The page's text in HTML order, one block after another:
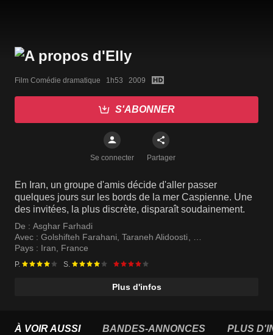
Film Comédie dramatique   1h53   2009
S'ABONNER
Se connecter Partager
En Iran, un groupe d'amis décide d'aller passer
quelques jours sur les bords de la mer Caspienne. Une
des invitées, la plus discrète, disparaît soudainement.
De : Asghar Farhadi
Avec : Golshifteh Farahani, Taraneh Alidoosti,
Shahab Hosseini
Pays : Iran, France
P. S.
Plus d'infos
À VOIR AUSSI BANDES-ANNONCES PLUS